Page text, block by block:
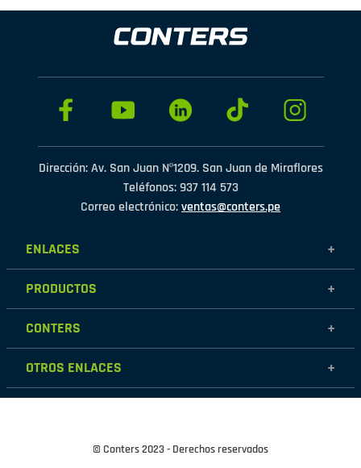
Dirección: Av. San Juan Nº1209. San Juan de Miraflores
Teléfonos: 937 114 573
Correo electrónico:ventas@conters.pe
ENLACES +
Mujer
Hombre
PRODUCTOS +
Calzados
Zapatillas
CONTERS +
Nosotros
Contáctanos
Tiendas
OTROS ENLACES +
Políticas de garantía
Cambios y devoluciones
© Conters 2023 - Derechos reservados